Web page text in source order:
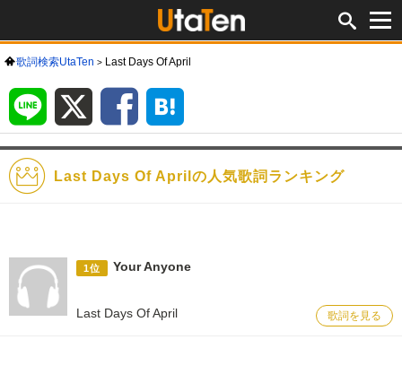
歌詞検索UtaTen Last Days Of April
LINE Facebook
ク
ー
Last Days Of Aprilの人気歌詞ランキング
1位 Your Anyone
Last Days Of April 歌詞を見る